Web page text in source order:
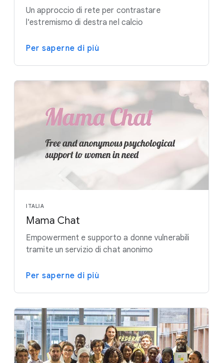
Un approccio di rete per contrastare
l'estremismo di destra nel calcio
Per saperne di più
ITALIA
Mama Chat
Empowerment e supporto a donne vulnerabili
tramite un servizio di chat anonimo
Per saperne di più